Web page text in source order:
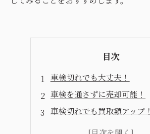
目次
車検切れでも大丈夫！
車検を通さずに売却可能！
車検切れでも買取額アップ！
車検切れ車のお悩みを解消！